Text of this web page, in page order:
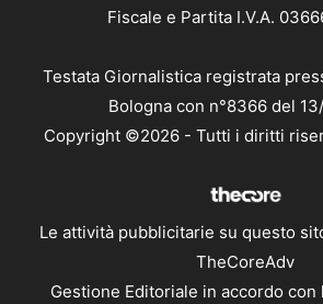
Fiscale e Partita I.V.A.
Testata Giornalistica registrata
Bologna con n°8366 del
Copyright ©2026 - Tutti i diritti
Le attività pubblicitarie su questo
TheCoreAdv
Gestione Editoriale in accordo con